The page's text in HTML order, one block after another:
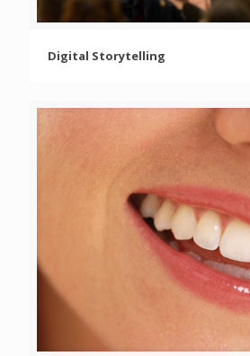
Digital Storytelling
Digital Storytelling